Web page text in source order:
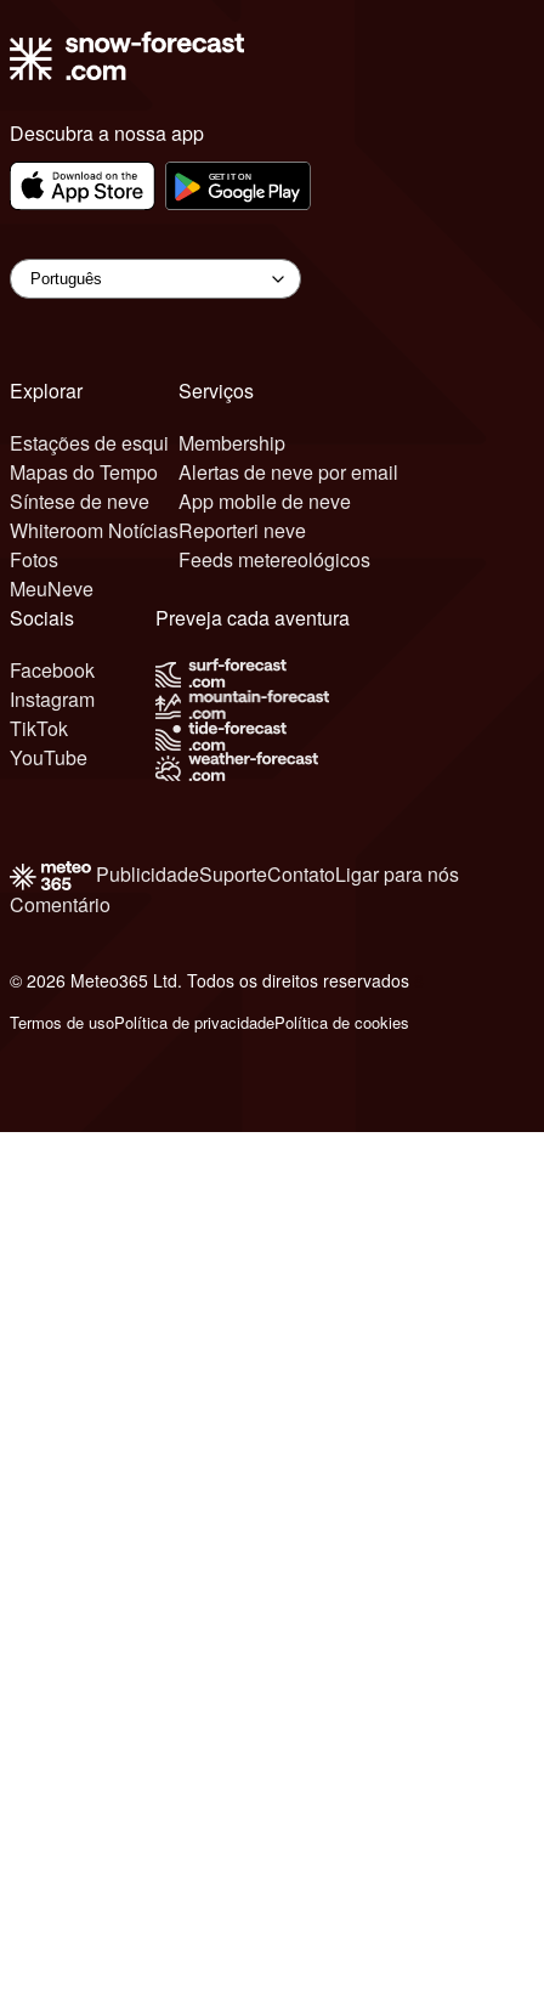
Descubra a nossa app
Explorar
Estações de esqui
Mapas do Tempo
Síntese de neve
Whiteroom Notícias
Fotos
MeuNeve
Serviços
Membership
Alertas de neve por email
App mobile de neve
Reporteri neve
Feeds metereológicos
Sociais
Facebook
Instagram
TikTok
YouTube
Preveja cada aventura
PublicidadeSuporteContatoLigar para nós
Comentário
© 2026 Meteo365 Ltd. Todos os direitos reservados
Termos de usoPolítica de privacidadePolítica de cookies